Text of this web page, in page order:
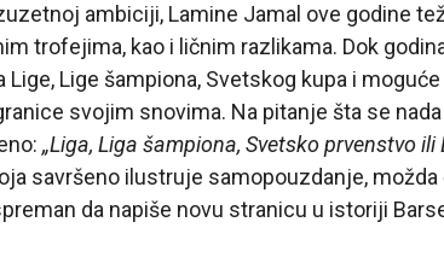
ambiciji, Lamine Jamal ove godine
trofejima, kao i ličnim razlikama. Dok
Lige šampiona, Svetskog kupa i moguće
svojim snovima. Na pitanje šta se
„Liga, Liga šampiona, Svetsko prvenstvo ili
savršeno ilustruje samopouzdanje, možda
da napiše novu stranicu u istoriji